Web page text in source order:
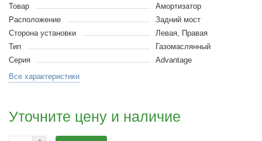
Товар
Амортизатор
Расположение
Задний мост
Сторона установки
Левая, Правая
Тип
Газомаслянный
Серия
Advantage
Все характеристики
Уточните цену и наличие